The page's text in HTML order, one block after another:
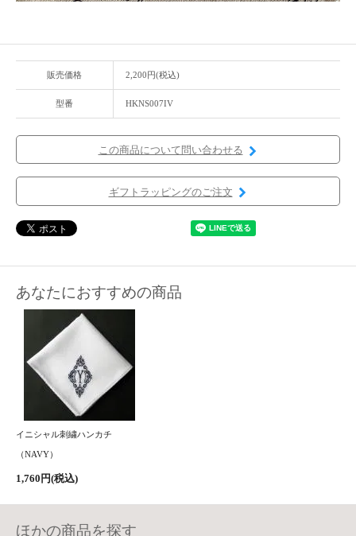
販売価格 2,200円(税込)
型番 HKNS007IV
この商品について問い合わせる
ギフトラッピングのご注文
あなたにおすすめの商品
イニシャル刺繍ハンカチ
（NAVY）
1,760円(税込)
ほかの商品を探す